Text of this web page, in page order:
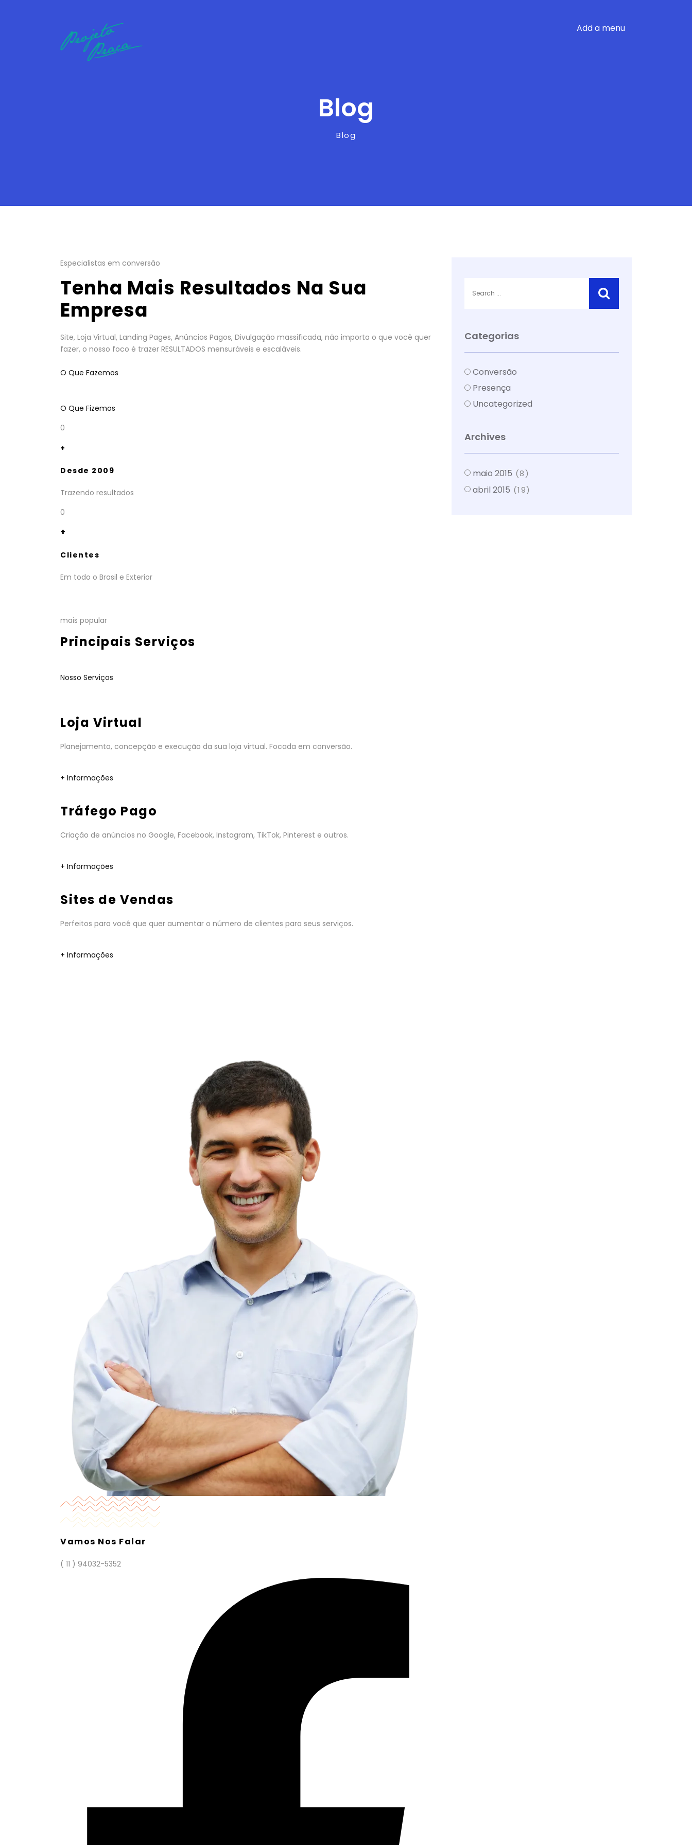
Add a menu
Blog
Blog
Especialistas em conversão
Tenha Mais Resultados Na Sua
Empresa
Site, Loja Virtual, Landing Pages, Anúncios Pagos, Divulgação massificada, não importa o que você quer
fazer, o nosso foco é trazer RESULTADOS mensuráveis e escaláveis.
O Que Fazemos
O Que Fizemos
0
+
Desde 2009
Trazendo resultados
0
+
Clientes
Em todo o Brasil e Exterior
mais popular
Principais Serviços
Nosso Serviços
Loja Virtual
Planejamento, concepção e execução da sua loja virtual. Focada em conversão.
+ Informações
Tráfego Pago
Criação de anúncios no Google, Facebook, Instagram, TikTok, Pinterest e outros.
+ Informações
Sites de Vendas
Perfeitos para você que quer aumentar o número de clientes para seus serviços.
+ Informações
Vamos Nos Falar
( 11 ) 94032-5352
Categorias
Conversão
Presença
Uncategorized
Archives
maio 2015 (8)
abril 2015 (19)